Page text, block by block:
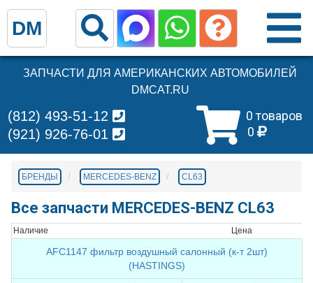
ЗАПЧАСТИ ДЛЯ АМЕРИКАНСКИХ АВТОМОБИЛЕЙ
DMCAT.RU
0 товаров
0
(812) 493-51-12
(921) 926-76-01
БРЕНДЫ MERCEDES-BENZ CL63
Все запчасти MERCEDES-BENZ CL63
Наличие Цена
AFC1147 фильтр воздушный салонный (к-т 2шт)
(HASTINGS)
DM